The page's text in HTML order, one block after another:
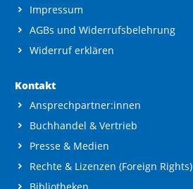
Impressum
AGBs und Widerrufsbelehrung
Widerruf erklären
Kontakt
Ansprechpartner:innen
Buchhandel & Vertrieb
Presse & Medien
Rechte & Lizenzen (Foreign Rights)